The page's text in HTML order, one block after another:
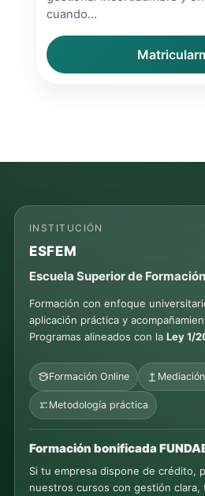
cuando...
INSTITUCIÓN
ESFEM
Escuela Superior de
Formación con enfoque
aplicación práctica y
Programas alineados con la Ley 1/
Formación Online
Metodología práctica
Formación bonificada
Si tu empresa dispone de crédito,
nuestros cursos con gestión clara,